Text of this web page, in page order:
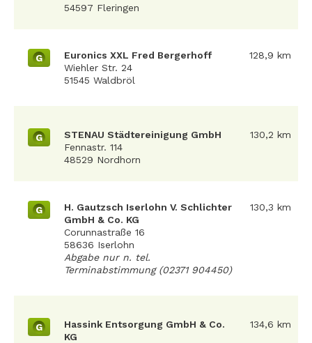
54597 Fleringen
G
Euronics XXL Fred Bergerhoff
Wiehler Str. 24
51545 Waldbröl
128,9 km
G
STENAU Städtereinigung GmbH
Fennastr. 114
48529 Nordhorn
130,2 km
G
H. Gautzsch Iserlohn V. Schlichter
GmbH & Co. KG
Corunnastraße 16
58636 Iserlohn
Abgabe nur n. tel.
Terminabstimmung (02371 904450)
130,3 km
G
Hassink Entsorgung GmbH & Co.
KG
134,6 km